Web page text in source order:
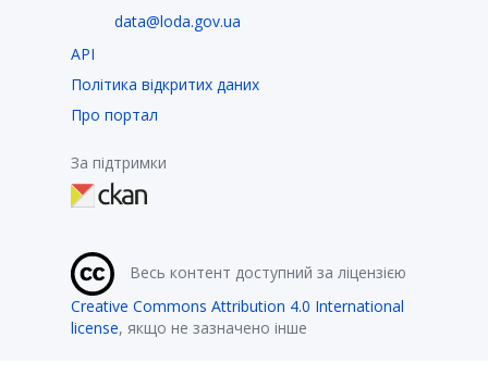
data@loda.gov.ua
API
Політика відкритих даних
Про портал
За підтримки
Весь контент доступний за ліцензією
Creative Commons Attribution 4.0 International
license, якщо не зазначено інше